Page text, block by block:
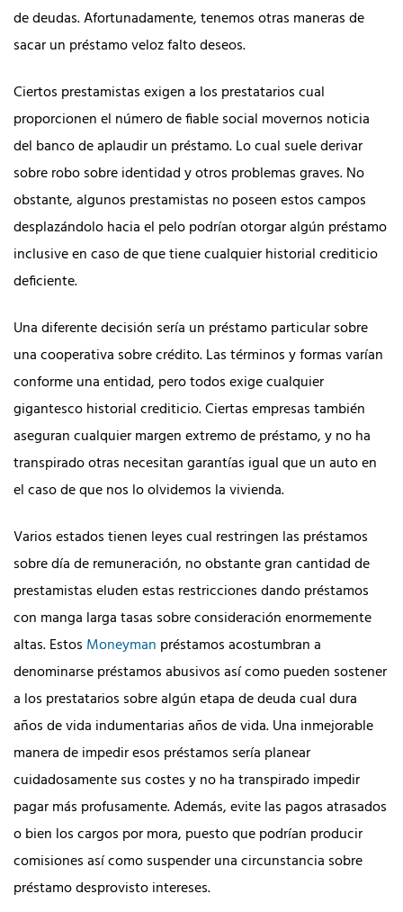
de deudas. Afortunadamente, tenemos otras maneras de
sacar un préstamo veloz falto deseos.
Ciertos prestamistas exigen a los prestatarios cual
proporcionen el número de fiable social movernos noticia
del banco de aplaudir un préstamo. Lo cual suele derivar
sobre robo sobre identidad y otros problemas graves. No
obstante, algunos prestamistas no poseen estos campos
desplazándolo hacia el pelo podrían otorgar algún préstamo
inclusive en caso de que tiene cualquier historial crediticio
deficiente.
Una diferente decisión serí­a un préstamo particular sobre
una cooperativa sobre crédito. Las términos y formas varían
conforme una entidad, pero todos exige cualquier
gigantesco historial crediticio. Ciertas empresas también
aseguran cualquier margen extremo de préstamo, y no ha
transpirado otras necesitan garantías igual que un auto en
el caso de que nos lo olvidemos la vivienda.
Varios estados tienen leyes cual restringen las préstamos
sobre día de remuneración, no obstante gran cantidad de
prestamistas eluden estas restricciones dando préstamos
con manga larga tasas sobre consideración enormemente
altas. Estos Moneyman préstamos acostumbran a
denominarse préstamos abusivos así­ como pueden sostener
a los prestatarios sobre algún etapa de deuda cual dura
años de vida indumentarias años de vida. Una inmejorable
manera de impedir esos préstamos serí­a planear
cuidadosamente sus costes y no ha transpirado impedir
pagar más profusamente. Además, evite las pagos atrasados
​​o bien los cargos por mora, puesto que podrían producir
comisiones así­ como suspender una circunstancia sobre
préstamo desprovisto intereses.